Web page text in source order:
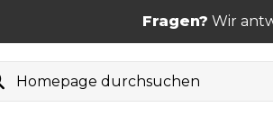
Fragen? Wir
Homepage durchsuchen